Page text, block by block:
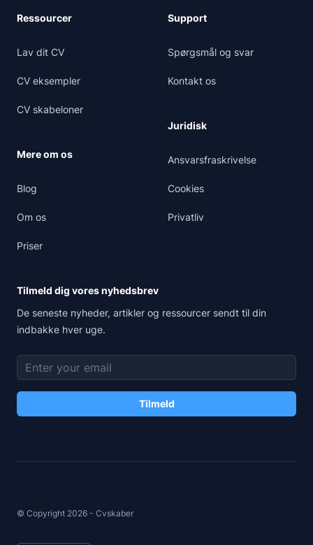
Ressourcer
Lav dit CV
CV eksempler
CV skabeloner
Mere om os
Blog
Om os
Priser
Support
Spørgsmål og svar
Kontakt os
Juridisk
Ansvarsfraskrivelse
Cookies
Privatliv
Tilmeld dig vores nyhedsbrev
De seneste nyheder, artikler og ressourcer sendt til din
indbakke hver uge.
E-mailadresse
Tilmeld
© Copyright 2026 - Cvskaber